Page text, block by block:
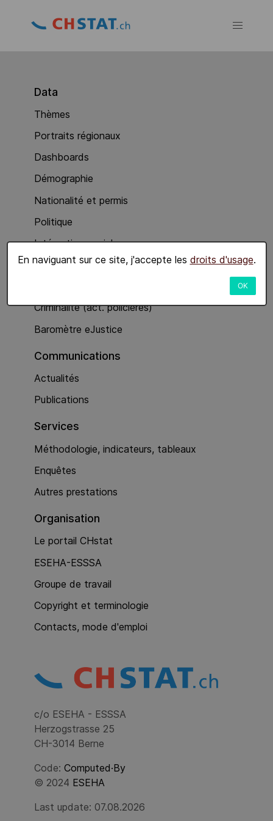
En naviguant sur ce site, j'accepte les droits d'usage.
OK
Data
Thèmes
Portraits régionaux
Dashboards
Démographie
Nationalité et permis
Politique
Intégration sociale
Economie
Criminalité (act. policières)
Baromètre eJustice
Communications
Actualités
Publications
Services
Méthodologie, indicateurs, tableaux
Enquêtes
Autres prestations
Organisation
Le portail CHstat
ESEHA-ESSSA
Groupe de travail
Copyright et terminologie
Contacts, mode d'emploi
c/o ESEHA - ESSSA
Herzogstrasse 25
CH-3014 Berne
Code: Computed·By
© 2024 ESEHA
Last update: 07.08.2026